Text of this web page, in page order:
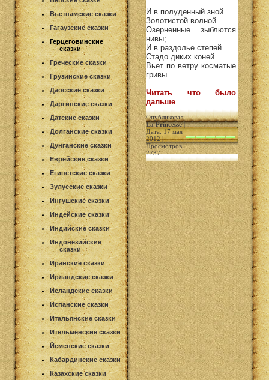
Вьетнамские сказки
Гагаузские сказки
Герцеговинские
сказки
Греческие сказки
Грузинские сказки
Даосские сказки
Даргинские сказки
Датские сказки
Долганские сказки
Дунганские сказки
Еврейские сказки
Египетские сказки
Зулусские сказки
Ингушские сказки
Индейские сказки
Индийские сказки
Индонезийские
сказки
Иранские сказки
Ирландские сказки
Исландские сказки
Испанские сказки
Итальянские сказки
Ительменские сказки
Йеменские сказки
Кабардинские сказки
Казахские сказки
И в полуденный зной
Золотистой волной
Озерненные зыблются
нивы;
И в раздолье степей
Стадо диких коней
Вьет по ветру косматые
гривы.
Читать что было
дальше
Опубликовал:
La Princesse|
Дата: 17 мая
2012 |
Просмотров:
2737